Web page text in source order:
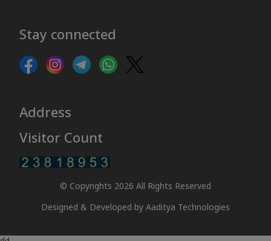
Stay connected
Address
Visitor Count
© Copyrights 2026 All Rights Reserved
Designed & Developed by Aaditya Technologies